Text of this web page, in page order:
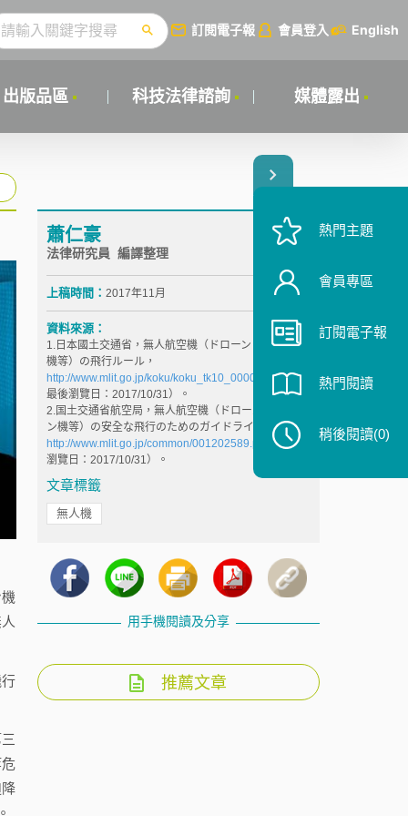
訂閱電子報 會員登入 English
出版品區 科技法律諮詢 媒體露出
蕭仁豪
法律研究員 編譯整理
上稿時間： 2017年11月
資料來源：
1.日本國土交通省，無人航空機（ドローン・ラジコン
機等）の飛行ルール，
http://www.mlit.go.jp/koku/koku_tk10_000003.html（
最後瀏覽日：2017/10/31）。
2.国土交通省航空局，無人航空機（ドローン、ラジコ
ン機等）の安全な飛行のためのガイドライン，
http://www.mlit.go.jp/common/001202589.pdf
（最後
瀏覽日：2017/10/31）。
文章標籤
無人機
用手機閱讀及分享
推薦文章
熱門主題
會員專區
訂閱電子報
熱門閱讀
稍後閱讀(0)